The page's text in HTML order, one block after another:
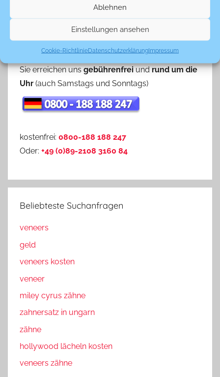
Ablehnen
Einstellungen ansehen
Cookie-RichtlinieDatenschutzerklärungImpressum
Unverbindliche Infos & Tipps für den
richtigen Zahnarzt in Ungarn
Sie erreichen unsgebührenfreiundrund um die
Uhr (auch Samstags und Sonntags)
kostenfrei: 0800-188 188 247
Oder: +49 (0)89-2108 3160 84
Beliebteste Suchanfragen
veneers
geld
veneers kosten
veneer
miley cyrus zähne
zahnersatz in ungarn
zähne
hollywood lächeln kosten
veneers zähne